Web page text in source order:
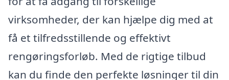
virksomheder, der kan hjælpe dig med at
få et tilfredsstillende og effektivt
rengøringsforløb. Med de rigtige tilbud
kan du finde den perfekte løsninger til din